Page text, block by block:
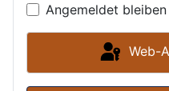
Angemeldet bleiben
Web-